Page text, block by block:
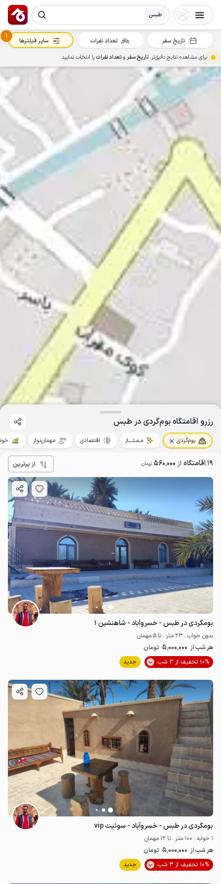
طبس
رزرو اقامتگاه بوم‌گردی در طبس
بوم‌گردی مـمـتــــاز اقتصادی مهمان‌نواز
19 اقامتگاه از 560٬000 تومان از برترین
بومگردی در طبس - خسروآباد - شاهنشین ۱
بدون خواب . 23 متر . تا 5 مهمان
هر شب از 5٬000٬000 تومان
10% تخفیف از 3 شب
جدید
بومگردی در طبس - خسروآباد - سوئیت vip
1 خوابه . 100 متر . تا 12 مهمان
هر شب از 5٬000٬000 تومان
10% تخفیف از 3 شب
جدید
تاریخ سفر تعداد نفرات
1
سایر فیلترها
برای مشاهده نتایج دقیق‌تر، تاریخ سفرو تعداد نفراترا انتخاب نمایید